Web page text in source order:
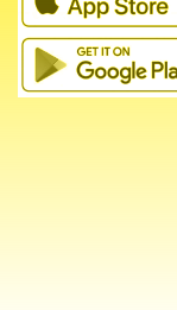
As mesmas
quem promove
exibições e
174), com